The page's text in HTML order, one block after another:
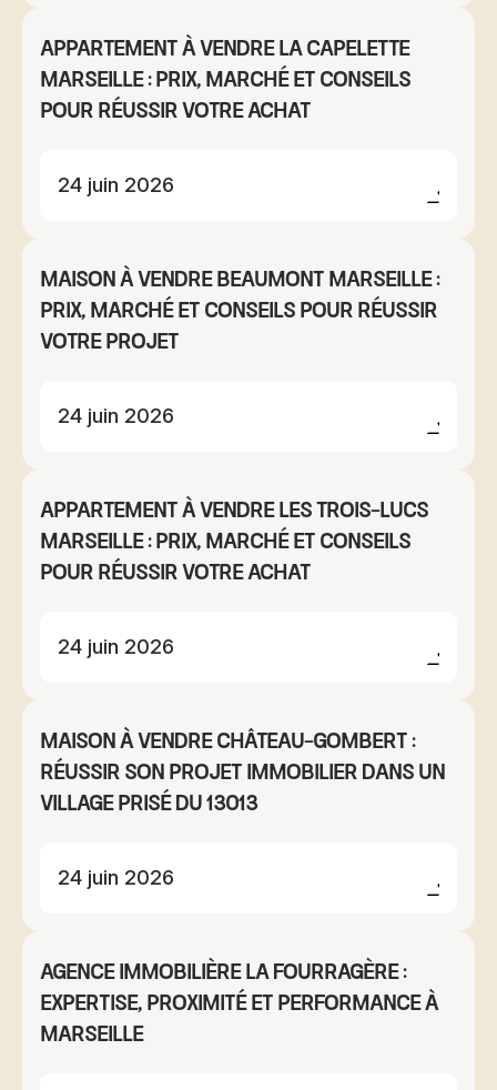
Appartement à vendre La Capelette
Marseille : prix, marché et conseils
pour réussir votre achat
24 juin 2026
Maison à vendre Beaumont Marseille :
prix, marché et conseils pour réussir
votre projet
24 juin 2026
Appartement à vendre Les Trois-Lucs
Marseille : prix, marché et conseils
pour réussir votre achat
24 juin 2026
Maison à vendre Château-Gombert :
réussir son projet immobilier dans un
village prisé du 13013
24 juin 2026
Agence immobilière La Fourragère :
expertise, proximité et performance à
Marseille